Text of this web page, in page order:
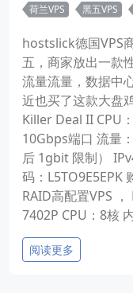
荷兰VPS
黑五VPS
hostslick德国VPS
五，商家放出一款
流量流量，数据中
近也买了这款大盘
Killer Deal II CPU
10Gbps端口 流量
后 1gbit 限制）
码：L5TO9E5EPK
RAID高配置VPS
7402P CPU：8核
阅读更多